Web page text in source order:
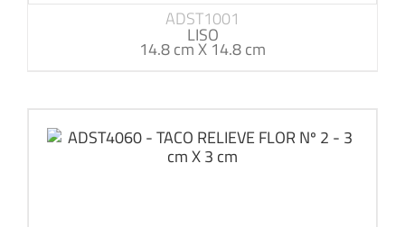
ADST1001
LISO
14.8 cm X 14.8 cm